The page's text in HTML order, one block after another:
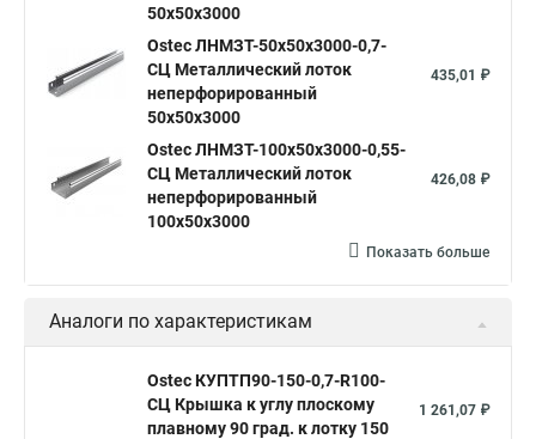
50х50х3000
Ostec ЛНМЗТ-50х50х3000-0,7-
СЦ Металлический лоток
неперфорированный
50х50х3000
435,01 ₽
Ostec ЛНМЗТ-100х50х3000-0,55-
СЦ Металлический лоток
неперфорированный
100х50х3000
426,08 ₽
Показать больше
Аналоги по характеристикам
Ostec КУПТП90-150-0,7-R100-
СЦ Крышка к углу плоскому
плавному 90 град. к лотку 150
1 261,07 ₽